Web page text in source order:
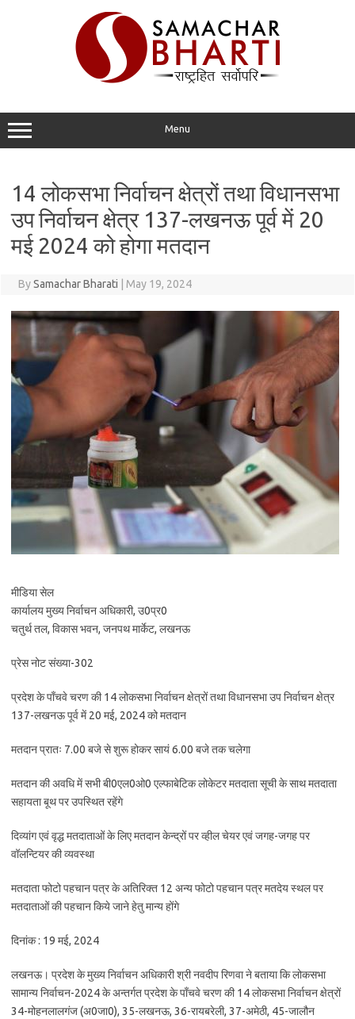
Menu
14 लोकसभा निर्वाचन क्षेत्रों तथा विधानसभा
उप निर्वाचन क्षेत्र 137-लखनऊ पूर्व में 20
मई 2024 को होगा मतदान
BySamachar Bharati May 19, 2024
मीडिया सेल
कार्यालय मुख्य निर्वाचन अधिकारी, उ0प्र0
चतुर्थ तल, विकास भवन, जनपथ मार्केट, लखनऊ
प्रेस नोट संख्या-302
प्रदेश के पाँचवे चरण की 14 लोकसभा निर्वाचन क्षेत्रों तथा विधानसभा उप निर्वाचन क्षेत्र
137-लखनऊ पूर्व में 20 मई, 2024 को मतदान
मतदान प्रातः 7.00 बजे से शुरू होकर सायं 6.00 बजे तक चलेगा
मतदान की अवधि में सभी बी0एल0ओ0 एल्फाबेटिक लोकेटर मतदाता सूची के साथ मतदाता
सहायता बूथ पर उपस्थित रहेंगे
दिव्यांग एवं वृद्ध मतदाताओं के लिए मतदान केन्द्रों पर व्हील चेयर एवं जगह-जगह पर
वॉलन्टियर की व्यवस्था
मतदाता फोटो पहचान पत्र के अतिरिक्त 12 अन्य फोटो पहचान पत्र मतदेय स्थल पर
मतदाताओं की पहचान किये जाने हेतु मान्य होंगे
दिनांक : 19 मई, 2024
लखनऊ। प्रदेश के मुख्य निर्वाचन अधिकारी श्री नवदीप रिणवा ने बताया कि लोकसभा
सामान्य निर्वाचन-2024 के अन्तर्गत प्रदेश के पाँचवे चरण की 14 लोकसभा निर्वाचन क्षेत्रों
34-मोहनलालगंज (अ0जा0), 35-लखनऊ, 36-रायबरेली, 37-अमेठी, 45-जालौन